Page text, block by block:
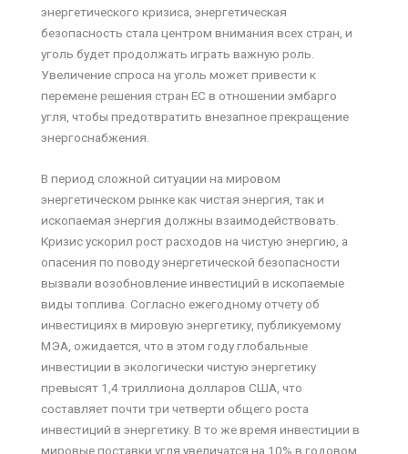
энергетического кризиса, энергетическая
безопасность стала центром внимания всех стран, и
уголь будет продолжать играть важную роль.
Увеличение спроса на уголь может привести к
перемене решения стран ЕС в отношении эмбарго
угля, чтобы предотвратить внезапное прекращение
энергоснабжения.
В период сложной ситуации на мировом
энергетическом рынке как чистая энергия, так и
ископаемая энергия должны взаимодействовать.
Кризис ускорил рост расходов на чистую энергию, а
опасения по поводу энергетической безопасности
вызвали возобновление инвестиций в ископаемые
виды топлива. Согласно ежегодному отчету об
инвестициях в мировую энергетику, публикуемому
МЭА, ожидается, что в этом году глобальные
инвестиции в экологически чистую энергетику
превысят 1,4 триллиона долларов США, что
составляет почти три четверти общего роста
инвестиций в энергетику. В то же время инвестиции в
мировые поставки угля увеличатся на 10% в годовом